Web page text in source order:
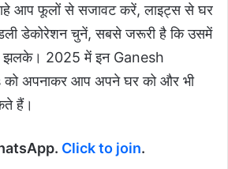
आप फूलों से सजावट करें, लाइट्स से घर
डेकोरेशन चुनें, सबसे जरूरी है कि उसमें
झलके। 2025 में इन Ganesh
अपनाकर आप अपने घर को और भी
हैं।
Click to join.